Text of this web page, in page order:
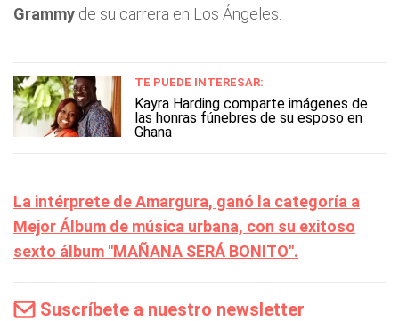
Grammy de su carrera en Los Ángeles.
TE PUEDE INTERESAR:
Kayra Harding comparte imágenes de
las honras fúnebres de su esposo en
Ghana
La intérprete de Amargura, ganó la categoría a
Mejor Álbum de música urbana, con su exitoso
sexto álbum "MAÑANA SERÁ BONITO".
Suscríbete a nuestro newsletter